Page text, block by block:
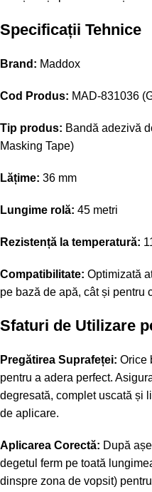
Specificații Tehnice
Brand: Maddox
Cod Produs: MAD-831036
Tip produs: Bandă adezivă
Masking Tape)
Lățime: 36 mm
Lungime rolă: 45 metri
Rezistență la temperatură:
Compatibilitate: Optimizată
pe bază de apă, cât și pentru
Sfaturi de Utilizare
Pregătirea Suprafeței: Orice
pentru a adera perfect.
degresată, complet uscată și
de aplicare.
Aplicarea Corectă: După
degetul ferm pe toată
dinspre zona de vopsit)